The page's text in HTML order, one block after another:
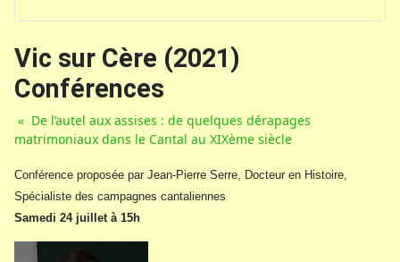
Vic sur Cère (2021)
Conférences
« De l’autel aux assises : de quelques dérapages
matrimoniaux dans le Cantal au XIXème siècle
Conférence proposée par Jean-Pierre Serre, Docteur en Histoire,
Spécialiste des campagnes cantaliennes
Samedi 24 juillet à 15h